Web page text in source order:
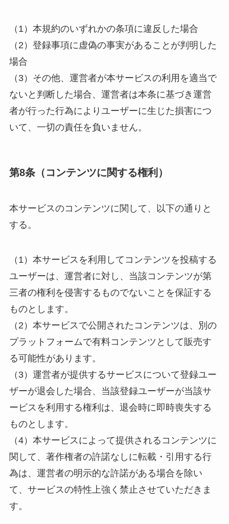
（1）本規約のいずれかの条項に違反した場合
（2）登録事項に虚偽の事実があることが判明した
場合
（3）その他、運営者が本サービスの利用を適当で
ないと判断した場合、運営者は本条に基づき運営
者が行った行為によりユーザーに生じた損害につ
いて、一切の責任を負いません。
第8条（コンテンツに関する権利）
本サービスのコンテンツに関して、以下の通りと
する。
（1）本サービスを利用してコンテンツを投稿する
ユーザーは、運営者に対し、当該コンテンツが第
三者の権利を侵害するものでないことを保証する
ものとします。
（2）本サービスで公開されたコンテンツは、別の
プラットフォームで有料コンテンツとして販売す
る可能性があります。
（3）運営者が提供するサービスについて登録ユー
ザーが退会した場合、当該登録ユーザーが当該サ
ービスを利用する権利は、退会時に即時喪失する
ものとします。
（4）本サービスによって提供されるコンテンツに
関して、著作権者の許諾なしに転載・引用する行
為は、運営者の明示的な許諾がある場合を除い
て、サービスの特性上強く禁止させていただきま
す。